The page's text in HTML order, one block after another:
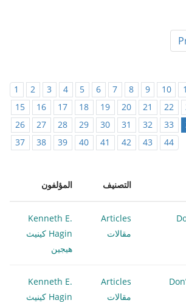
1 2 3 4 5 6 7 8 9 10
15
16 17 18 19 20 21 22
26
27 28 29 30 31 32 33
37
38 39 40 41 42 43 44
التصنيف المؤلفون
Articles
مقالات
Kenneth E.
Hagin كينيث
هيجين
Articles
مقالات
Kenneth E.
Hagin كينيث